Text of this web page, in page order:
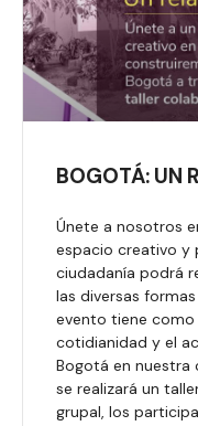
BOGOTÁ: UN
Únete a nosotros
espacio creativo y
ciudadanía podrá
las diversas
evento tiene
cotidianidad y el
Bogotá en nuestra
se realizará un
grupal, los